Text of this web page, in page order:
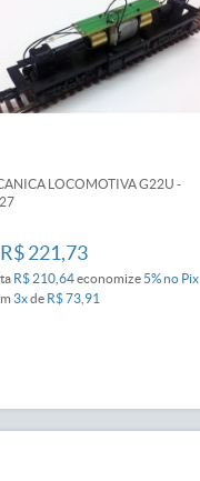
LOCOMOTIVA G22U -
R$ 221,73
R$ 210,64economize 5%no Pix
3xde R$ 73,91